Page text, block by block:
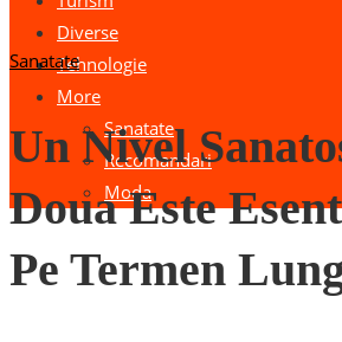
Diverse
Tehnologie
More
Sanatate
Recomandari
Moda
Sanatate
Un Nivel
Doua Este
Pe Termen